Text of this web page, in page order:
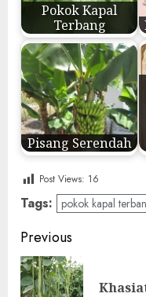
Pokok Kapal
Terbang
Pisang Serendah
Post Views: 16
Tags: pokok kapal
Post
navigation
Previous